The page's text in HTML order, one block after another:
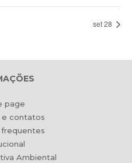
set 28
page
e contatos
Ambiental